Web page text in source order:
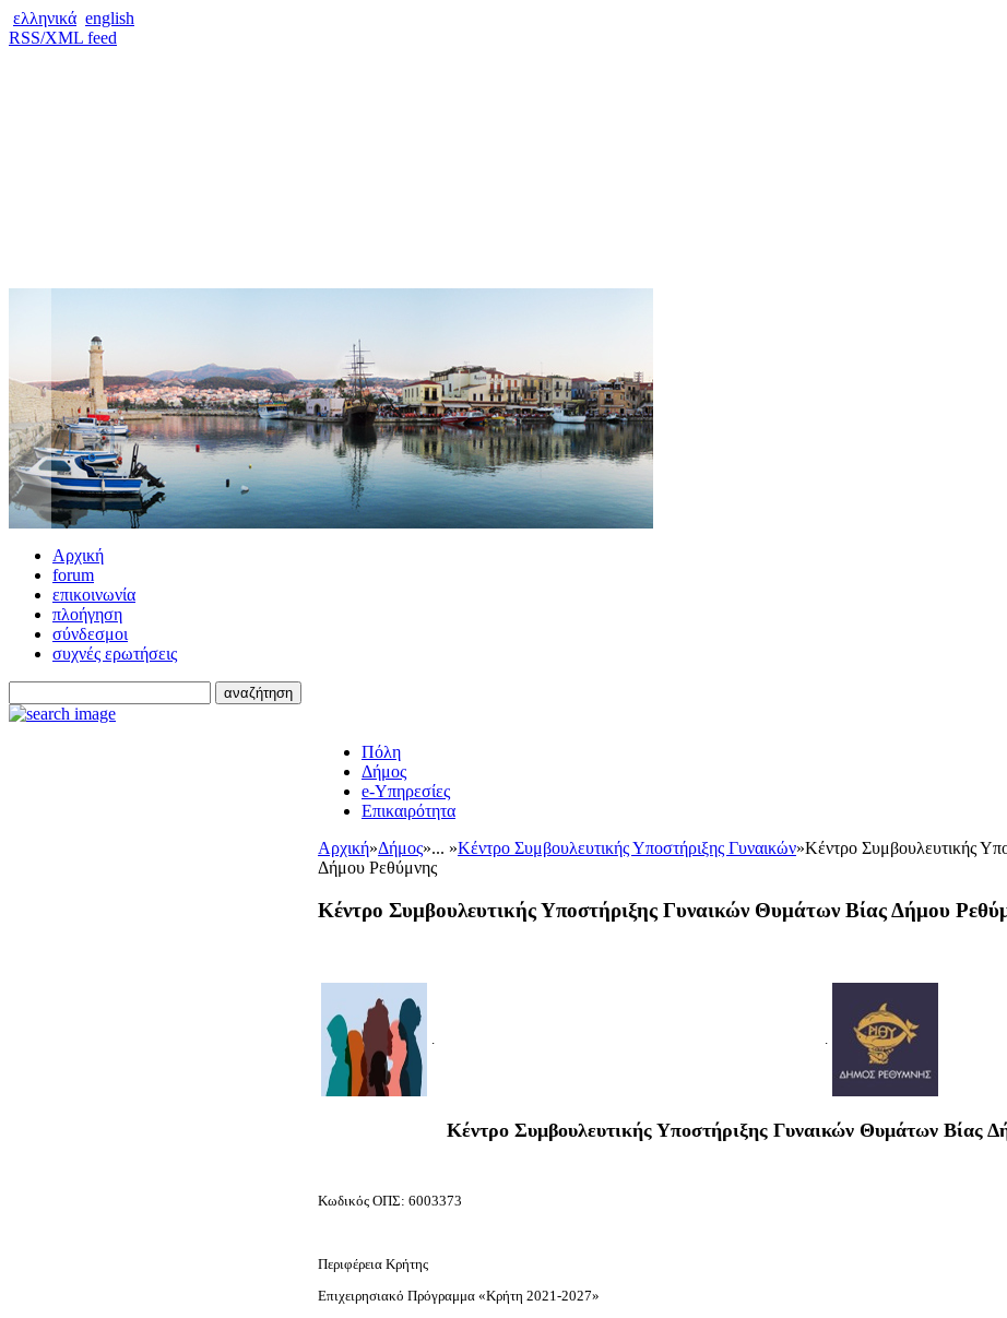
ελληνικά english
RSS/XML feed
Αρχική
forum
επικοινωνία
πλοήγηση
σύνδεσμοι
συχνές ερωτήσεις
Πόλη
Δήμος
e-Υπηρεσίες
Επικαιρότητα
Αρχική»Δήμος»... »Κέντρο Συμβουλευτικής Υποστήριξης Γυναικών»Κέντρο Συμβουλευτικής
Δήμου Ρεθύμνης
Κέντρο Συμβουλευτικής Υποστήριξης Γυναικών Θυμάτων Βίας Δήμου
. .
Κέντρο Συμβουλευτικής Υποστήριξης Γυναικών Θυμάτων Βίας
Κωδικός ΟΠΣ: 6003373
Περιφέρεια Κρήτης
Επιχειρησιακό Πρόγραμμα «Κρήτη 2021-2027»